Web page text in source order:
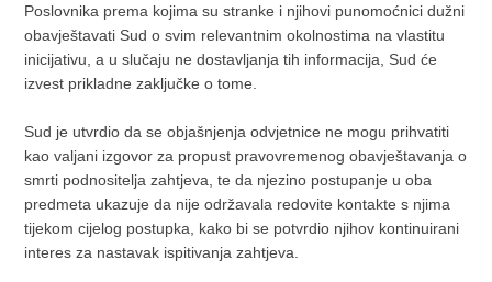
Poslovnika prema kojima su stranke i njihovi punomoćnici dužni
obavještavati Sud o svim relevantnim okolnostima na vlastitu
inicijativu, a u slučaju ne dostavljanja tih informacija, Sud će
izvest prikladne zaključke o tome.
Sud je utvrdio da se objašnjenja odvjetnice ne mogu prihvatiti
kao valjani izgovor za propust pravovremenog obavještavanja o
smrti podnositelja zahtjeva, te da njezino postupanje u oba
predmeta ukazuje da nije održavala redovite kontakte s njima
tijekom cijelog postupka, kako bi se potvrdio njihov kontinuirani
interes za nastavak ispitivanja zahtjeva.